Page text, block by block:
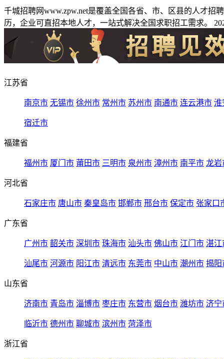
千城招聘网www.zpw.net是覆盖全国各省、市、区县的人才
历，企业可直招本地人才，一站式解决全国求职招工需求。
江苏省
南京市 无锡市 徐州市 常州市 苏州市 南通市 连云港市 淮
宿迁市
福建省
福州市 厦门市 莆田市 三明市 泉州市 漳州市 南平市 龙岩
河北省
石家庄市 唐山市 秦皇岛市 邯郸市 邢台市 保定市 张家口
广东省
广州市 韶关市 深圳市 珠海市 汕头市 佛山市 江门市 湛江
汕尾市 河源市 阳江市 清远市 东莞市 中山市 潮州市 揭阳
山东省
济南市 青岛市 淄博市 枣庄市 东营市 烟台市 潍坊市 济宁
临沂市 德州市 聊城市 滨州市 菏泽市
浙江省